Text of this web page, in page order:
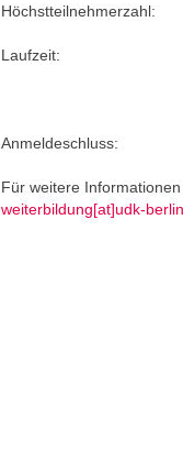
Höchstteilnehmerzahl:
Laufzeit:
Anmeldeschluss:
Für weitere
weiterbildung[at]udk-